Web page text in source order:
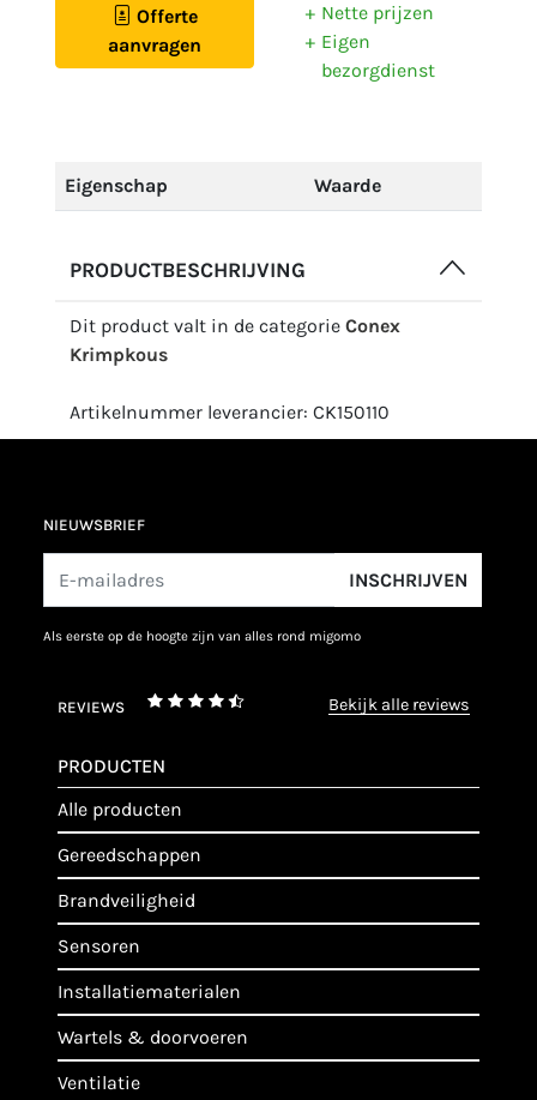
Offerte
aanvragen
Nette prijzen
Eigen
bezorgdienst
Eigenschap Waarde
PRODUCTBESCHRIJVING
Dit product valt in de categorie Conex
Krimpkous
Artikelnummer leverancier: CK150110
NIEUWSBRIEF
INSCHRIJVEN
als eerste op de hoogte zijn van alles rond migomo
REVIEWS bekijk alle reviews
PRODUCTEN
alle producten
gereedschappen
brandveiligheid
sensoren
installatiematerialen
wartels & doorvoeren
ventilatie